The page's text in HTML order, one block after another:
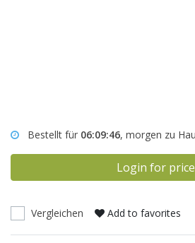
Bestellt für 06:09:46, morgen zu
Login for
Vergleichen Add to favorites